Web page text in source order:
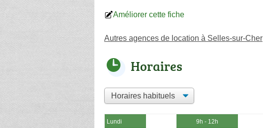
Améliorer cette fiche
Autres agences de location à Selles-sur-Cher
Horaires
Lundi 9h - 12h